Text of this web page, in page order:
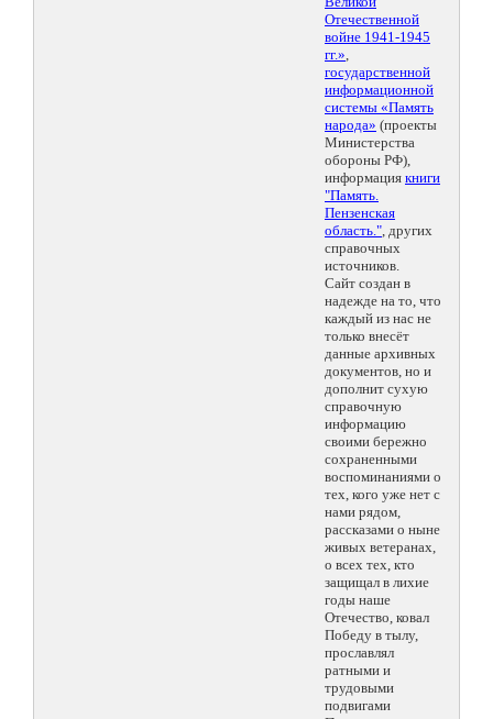
Отечественной
войне 1941-1945
гг.»,
государственной
информационной
системы «Память
народа» (проекты
Министерства
обороны РФ),
информация книги
"Память.
Пензенская
область.", других
справочных
источников.
Сайт создан в
надежде на то, что
каждый из нас не
только внесёт
данные архивных
документов, но и
дополнит сухую
справочную
информацию
своими бережно
сохраненными
воспоминаниями о
тех, кого уже нет с
нами рядом,
рассказами о ныне
живых ветеранах,
о всех тех, кто
защищал в лихие
годы наше
Отечество, ковал
Победу в тылу,
прославлял
ратными и
трудовыми
подвигами